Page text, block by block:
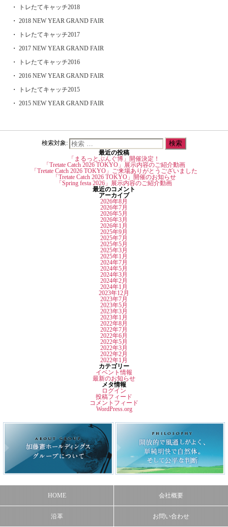
検索対象:
最近の投稿
「まるっとぶんぐ博」開催決定！
「Tretate Catch 2026 TOKYO」展示内容のご紹介動画
「Tretate Catch 2026 TOKYO」ご来場ありがとうございました
「Tretate Catch 2026 TOKYO」開催のお知らせ
「Spring festa 2026」展示内容のご紹介動画
最近のコメント
アーカイブ
2026年8月
2026年7月
2026年5月
2026年3月
2026年1月
2025年9月
2025年7月
2025年5月
2025年3月
2025年1月
2024年7月
2024年5月
2024年3月
2024年2月
2024年1月
2023年12月
2023年7月
2023年5月
2023年3月
2023年1月
2022年8月
2022年7月
2022年6月
2022年5月
2022年3月
2022年2月
2022年1月
カテゴリー
イベント情報
最新のお知らせ
メタ情報
ログイン
投稿フィード
コメントフィード
WordPress.org
HOME 会社概要
沿革 お問い合わせ